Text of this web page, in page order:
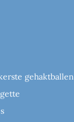
gehaktballen